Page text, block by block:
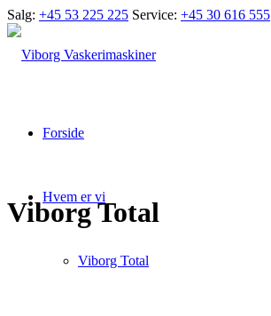
Salg: +45 53 225 225 Service: +45 30 616 555
Forside
Hvem er vi
Viborg Total
Viborg Total